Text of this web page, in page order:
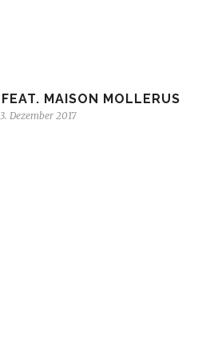
MAISON MOLLERUS
Dezember 2017